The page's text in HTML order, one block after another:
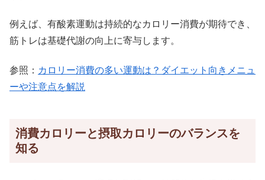
例えば、有酸素運動は持続的なカロリー消費が期待でき、
筋トレは基礎代謝の向上に寄与します。
参照： カロリー消費の多い運動は？ダイエット向きメニュ
ーや注意点を解説
消費カロリーと摂取カロリーのバランスを
知る